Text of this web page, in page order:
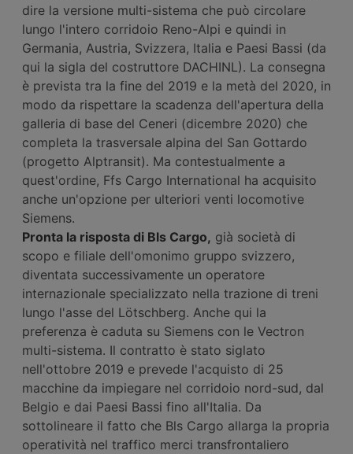
dire la versione multi-sistema che può circolare
lungo l'intero corridoio Reno-Alpi e quindi in
Germania, Austria, Svizzera, Italia e Paesi Bassi (da
qui la sigla del costruttore DACHINL). La consegna
è prevista tra la fine del 2019 e la metà del 2020, in
modo da rispettare la scadenza dell'apertura della
galleria di base del Ceneri (dicembre 2020) che
completa la trasversale alpina del San Gottardo
(progetto Alptransit). Ma contestualmente a
quest'ordine, Ffs Cargo International ha acquisito
anche un'opzione per ulteriori venti locomotive
Siemens.
Pronta la risposta di Bls Cargo, già società di
scopo e filiale dell'omonimo gruppo svizzero,
diventata successivamente un operatore
internazionale specializzato nella trazione di treni
lungo l'asse del Lötschberg. Anche qui la
preferenza è caduta su Siemens con le Vectron
multi-sistema. Il contratto è stato siglato
nell'ottobre 2019 e prevede l'acquisto di 25
macchine da impiegare nel corridoio nord-sud, dal
Belgio e dai Paesi Bassi fino all'Italia. Da
sottolineare il fatto che Bls Cargo allarga la propria
operatività nel traffico merci transfrontaliero